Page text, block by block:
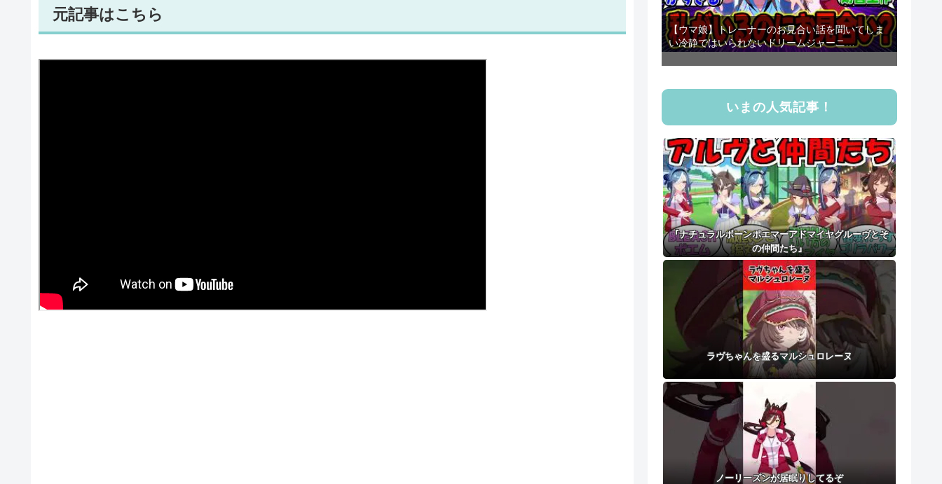
元記事はこちら
【ウマ娘】トレーナーのお見合い話を聞いてしま
い冷静ではいられないドリームジャーニ…
いまの人気記事！
『ナチュラルボーンポエマーアドマイヤグルーヴとそ
の仲間たち』
ラヴちゃんを盛るマルシュロレーヌ
ノーリーズンが居眠りしてるぞ